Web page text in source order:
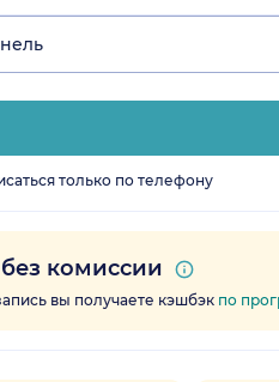
только по телефону
комиссии
вы получаете кэшбэк по